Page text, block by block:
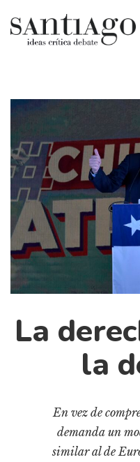
Actualidad
Archivo Cenfoto-UDP
Arquetipos de situación
Artes visuales
Ciencia
Cine y televisión
Ciudad
Cómics
Críticas
Diccionario portátil de la
Historia material de los
La
la
En vez de
demanda un
similar al de